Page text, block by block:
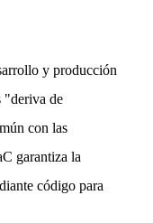
y producción
"deriva de
con las
garantiza la
código para